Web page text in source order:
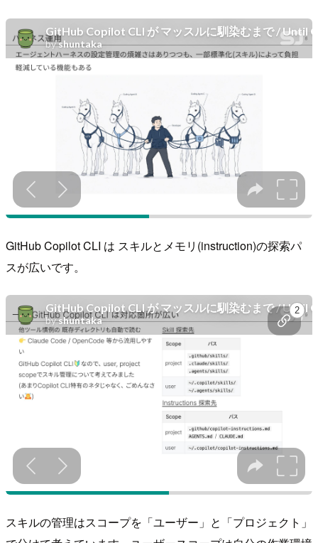
GitHub Copilot CLI は スキルとメモリ(instruction)の探索パ
スが広いです。
スキルの管理はスコープを「ユーザー」と「プロジェクト」